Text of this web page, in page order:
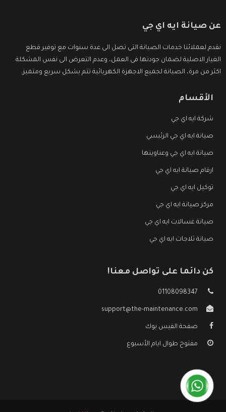
عن صيانة ايه اي جي
نقدم لعملائنا خدمات الصيانة التى تصل الى عدة سنوات مع توفير قطع
الغيار الاصلية لضمان جودتها فى العمل، وعدم التعرض الى نفس المشكلة
اكثر من مرة، الصيانة لجميع الاجهزة الكهربائية تتم بشكل سريع ومتميز.
الأقسام
شركة ايه اي جي
صيانة ايه اي جي الرئيسي
صيانة ايه اي جي وعناوينها
ارقام صيانة ايه اي جي
توكيل ايه اي جي
مركز صيانة ايه اي جي
صيانة غسالات ايه اي جي
صيانة ثلاجات ايه اي جي
كن دائما على تواصل معنا!
01108098347
support@the-maintenance.com
صفحة الفيس بوك
مفتوح طوال ايام الأسبوع